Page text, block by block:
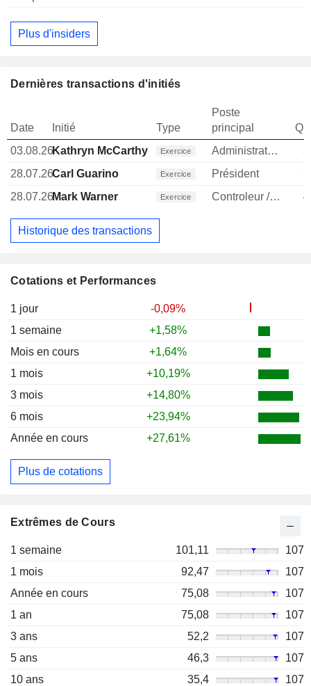
Cotations et Performances
1 jour
-0,09%
1 semaine
+1,58%
Mois en cours
+1,64%
1 mois
+10,19%
3 mois
+14,80%
6 mois
+23,94%
Année en cours
+27,61%
Plus de cotations
Extrêmes de Cours
1 semaine 101,11
107
1 mois
92,47
107
Année en cours
75,08
107
1 an
75,08
107
3 ans
52,2
107
5 ans
46,3
107
10 ans
35,4 107
Plus d'insiders
Dernières transactions d'initiés
Date Initié Type
Poste
principal
03.08.26Kathryn McCarthy Exercice Administrateur
28.07.26Carl Guarino Exercice Président
28.07.26Mark Warner Exercice Controleur / auditeur
Historique des transactions